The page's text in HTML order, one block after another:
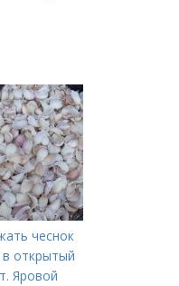
чеснок
в открытый
Яровой